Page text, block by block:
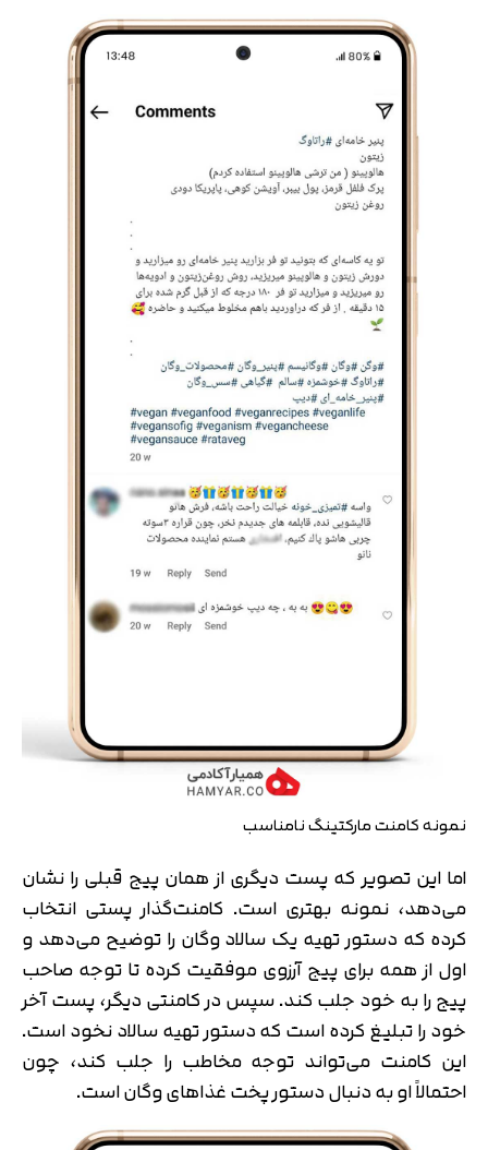
نمونه کامنت مارکتینگ نامناسب
اما این تصویر که پست دیگری از همان پیج قبلی را نشان
می‌دهد، نمونه بهتری است. کامنت‌گذار پستی انتخاب
کرده که دستور تهیه یک سالاد وگان را توضیح می‌دهد و
اول از همه برای پیج آرزوی موفقیت کرده تا توجه صاحب
پیج را به خود جلب کند. سپس در کامنتی دیگر، پست آخر
خود را تبلیغ کرده است که دستور تهیه سالاد نخود است.
این کامنت می‌تواند توجه مخاطب را جلب کند، چون
احتمالاً او به دنبال دستور پخت غذاهای وگان است.